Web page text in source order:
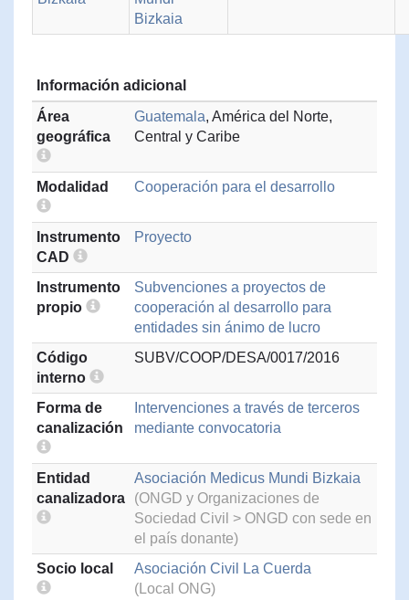
Bizkaia
Información adicional
Área
geográfica
Guatemala, América del Norte,
Central y Caribe
Modalidad Cooperación para el desarrollo
Instrumento
CAD
Proyecto
Instrumento
propio
Subvenciones a proyectos de
cooperación al desarrollo para
entidades sin ánimo de lucro
Código
interno
SUBV/COOP/DESA/0017/2016
Forma de
canalización
Intervenciones a través de terceros
mediante convocatoria
Entidad
canalizadora
Asociación Medicus Mundi Bizkaia
(ONGD y Organizaciones de
Sociedad Civil > ONGD con sede en
el país donante)
Socio local
Asociación Civil La Cuerda
(Local ONG)